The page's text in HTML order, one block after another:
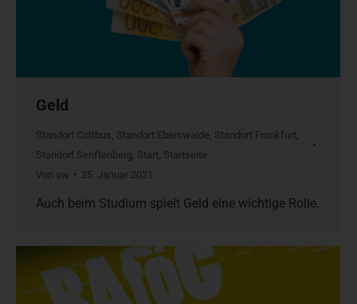
Geld
Standort Cottbus Standort Eberswalde Standort Frankfurt
Standort Senftenberg Start Startseite
Von sw 25. Januar 2021
Auch beim Studium spielt Geld eine wichtige Rolle.